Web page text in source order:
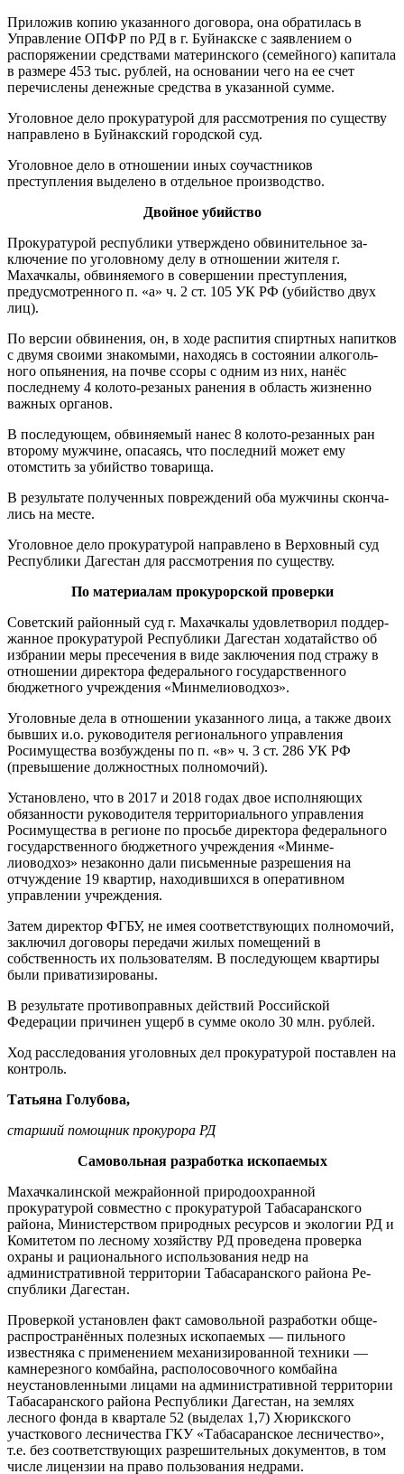
Приложив копию указанного до­говора, она обратилась в
Управ­ление ОПФР по РД в г. Буйнакске с заявлением о
распоряжении сред­ствами материнского (семейного) капитала
в размере 453 тыс. ру­блей, на основании чего на ее счет
перечислены денежные средства в указанной сумме.
Уголовное дело прокуратурой для рассмотрения по существу
на­правлено в Буйнакский городской суд.
Уголовное дело в отношении иных соучастников
преступления выделено в отдельное производ­ство.
Двойное убийство
Прокуратурой республики ут­верждено обвинительное за­
ключение по уголовному делу в отношении жителя г.
Махачкалы, обвиняемого в совершении пре­ступления,
предусмотренного п. «а» ч. 2 ст. 105 УК РФ (убийство двух
лиц).
По версии обвинения, он, в ходе распития спиртных напит­ков
с двумя своими знакомыми, находясь в состоянии алкоголь­
ного опьянения, на почве ссоры с одним из них, нанёс
последне­му 4 колото-резаных ранения в область жизненно
важных орга­нов.
В последующем, обвиняемый нанес 8 колото-резанных ран
вто­рому мужчине, опасаясь, что по­следний может ему
отомстить за убийство товарища.
В результате полученных по­вреждений оба мужчины сконча­
лись на месте.
Уголовное дело прокуратурой направлено в Верховный суд
Ре­спублики Дагестан для рассмотре­ния по существу.
По материалам прокурорской проверки
Советский районный суд г. Ма­хачкалы удовлетворил поддер­
жанное прокуратурой Республики Дагестан ходатайство об
избра­нии меры пресечения в виде за­ключения под стражу в
отношении директора федерального государ­ственного
бюджетного учрежде­ния «Минмелиоводхоз».
Уголовные дела в отношении указанного лица, а также двоих
бывших и.о. руководителя регио­нального управления
Росимуще­ства возбуждены по п. «в» ч. 3 ст. 286 УК РФ
(превышение должност­ных полномочий).
Установлено, что в 2017 и 2018 годах двое исполняющих
обязан­ности руководителя территориаль­ного управления
Росимущества в регионе по просьбе директора федерального
государственного бюджетного учреждения «Минме­
лиоводхоз» незаконно дали пись­менные разрешения на
отчужде­ние 19 квартир, находившихся в оперативном
управлении учреж­дения.
Затем директор ФГБУ, не имея соответствующих полномочий,
за­ключил договоры передачи жилых помещений в
собственность их пользователям. В последующем квартиры
были приватизированы.
В результате противоправных действий Российской
Федерации причинен ущерб в сумме около 30 млн. рублей.
Ход расследования уголовных дел прокуратурой поставлен на
контроль.
Татьяна Голубова,
старший помощник прокурора РД
Самовольная разработка ископаемых
Махачкалинской межрайонной природоохранной
прокуратурой совместно с прокуратурой Табаса­ранского
района, Министерством природных ресурсов и экологии РД и
Комитетом по лесному хозяйству РД проведена проверка
охраны и рационального использования недр на
административной терри­тории Табасаранского района Ре­
спублики Дагестан.
Проверкой установлен факт самовольной разработки обще­
распространённых полезных ис­копаемых — пильного
известняка с применением механизированной техники —
камнерезного комбай­на, располосовочного комбайна
неустановленными лицами на ад­министративной территории
Та­басаранского района Республики Дагестан, на землях
лесного фон­да в квартале 52 (выделах 1,7) Хю­рикского
участкового лесничества ГКУ «Табасаранское лесничество»,
т.е. без соответствующих разре­шительных документов, в том
чис­ле лицензии на право пользования недрами.